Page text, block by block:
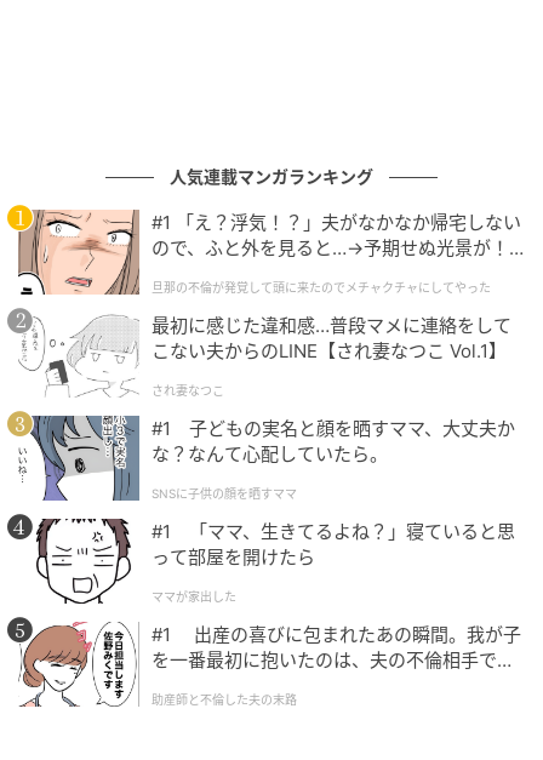
人気連載マンガランキング
#1 「え？浮気！？」夫がなかなか帰宅しない
ので、ふと外を見ると…→予期せぬ光景が！
クチャにしてやった
旦那の不倫が発覚して頭に来たのでメチャクチャにしてやった
最初に感じた違和感…普段マメに連絡をして
こない夫からのLINE【され妻なつこ Vol.1】
され妻なつこ
#1 子どもの実名と顔を晒すママ、大丈夫か
な？なんて心配していたら。
SNSに子供の顔を晒すママ
#1 「ママ、生きてるよね？」寝ていると思
って部屋を開けたら
ママが家出した
#1 出産の喜びに包まれたあの瞬間。我が子
を一番最初に抱いたのは、夫の不倫相手でし
助産師と不倫した夫の末路